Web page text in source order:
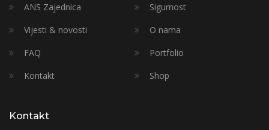
ANS Zajednica
Sigurnost
Vijesti & novosti
O nama
FAQ
Portfolio
Kontakt
Shop
Kontakt